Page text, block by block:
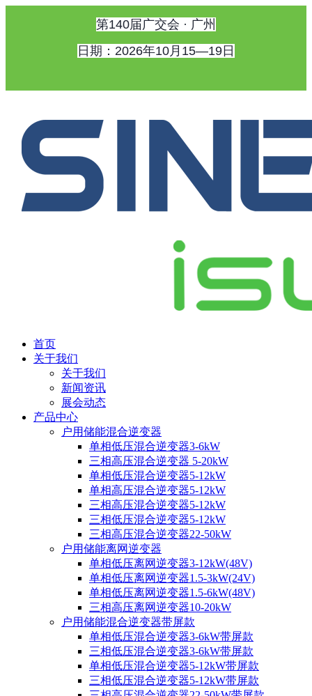
第140届广交会 · 广州
日期：2026年10月15—19日
首页
关于我们
关于我们
新闻资讯
展会动态
产品中心
户用储能混合逆变器
单相低压混合逆变器3-6kW
三相高压混合逆变器 5-20kW
单相低压混合逆变器5-12kW
单相高压混合逆变器5-12kW
三相高压混合逆变器5-12kW
三相低压混合逆变器5-12kW
三相高压混合逆变器22-50kW
户用储能离网逆变器
单相低压离网逆变器3-12kW(48V)
单相低压离网逆变器1.5-3kW(24V)
单相低压离网逆变器1.5-6kW(48V)
三相高压离网逆变器10-20kW
户用储能混合逆变器带屏款
单相低压混合逆变器3-6kW带屏款
三相低压混合逆变器3-6kW带屏款
单相低压混合逆变器5-12kW带屏款
三相低压混合逆变器5-12kW带屏款